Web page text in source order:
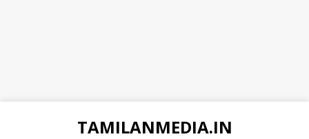
TAMILANMEDIA.IN